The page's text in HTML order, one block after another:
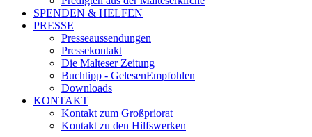
SPENDEN & HELFEN
PRESSE
Presseaussendungen
Pressekontakt
Die Malteser Zeitung
Buchtipp - GelesenEmpfohlen
Downloads
KONTAKT
Kontakt zum Großpriorat
Kontakt zu den Hilfswerken